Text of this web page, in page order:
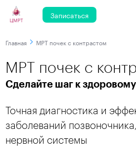
Записаться
Главная МРТ почек с контрастом
МРТ почек с
Сделайте шаг к
Точная диагностика и
заболеваний
нервной системы